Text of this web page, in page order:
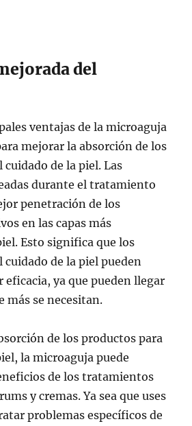
del
ventajas de la microaguja
mejorar la absorción de los
de la piel. Las
durante el tratamiento
penetración de los
en las capas más
Esto significa que los
cuidado de la piel pueden
eficacia, ya que pueden llegar
más se necesitan.
de los productos para
la microaguja puede
de los tratamientos
y cremas. Ya sea que uses
problemas específicos de